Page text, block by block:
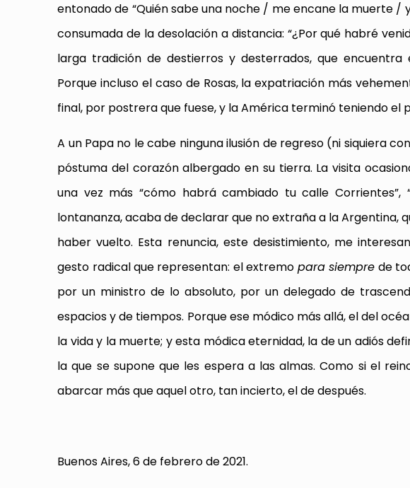
entonado de “Quién sabe una noche / me encane la muerte /
consumada de la desolación a distancia: “¿Por qué habré
larga tradición de destierros y desterrados, que
Porque incluso el caso de Rosas, la expatriación más
final, por postrera que fuese, y la América terminó teniendo el
A un Papa no le cabe ninguna ilusión de regreso (ni siquiera
póstuma del corazón albergado en su tierra. La visita
una vez más “cómo habrá cambiado tu calle
lontananza, acaba de declarar que no extraña a la Argentina,
haber vuelto. Esta renuncia, este desistimiento, me
gesto radical que representan: el extremo para siempre de
por un ministro de lo absoluto, por un delegado de
espacios y de tiempos. Porque ese módico más allá, el del
la vida y la muerte; y esta módica eternidad, la de un adiós
la que se supone que les espera a las almas. Como si el
abarcar más que aquel otro, tan incierto, el de después.
Buenos Aires, 6 de febrero de 2021.